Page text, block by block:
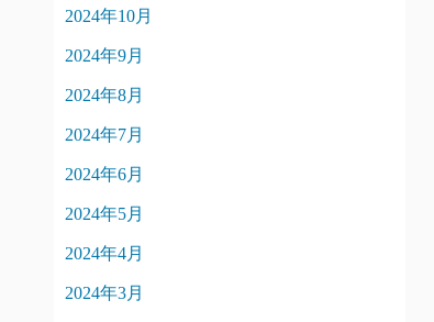
2024年10月
2024年9月
2024年8月
2024年7月
2024年6月
2024年5月
2024年4月
2024年3月